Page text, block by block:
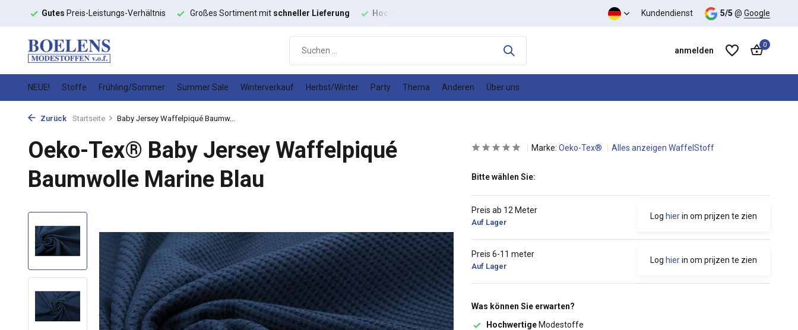
Preis-Leistungs-Verhältnis Großes Sortiment mitschneller Lieferung HochwertigeModestoffe Kundendienst 5/5 @ Google
anmelden
0
NEUE! Stoffe Frühling/Sommer Summer Sale Winterverkauf Herbst/Winter Party Thema Anderen Über uns
Zurück Startseite Baby Jersey Waffelpiqué Baumw...
Oeko-Tex® Baby Jersey Waffelpiqué
Baumwolle Marine Blau
Marke: Oeko-Tex® Alles anzeigen WaffelStoff
Bitte wählen Sie:
Preis ab 12 Meter
Auf Lager
Log hierin om prijzen te zien
Preis 6-11 meter
Auf Lager
Log hierin om prijzen te zien
Was können Sie erwarten?
HochwertigeModestoffe